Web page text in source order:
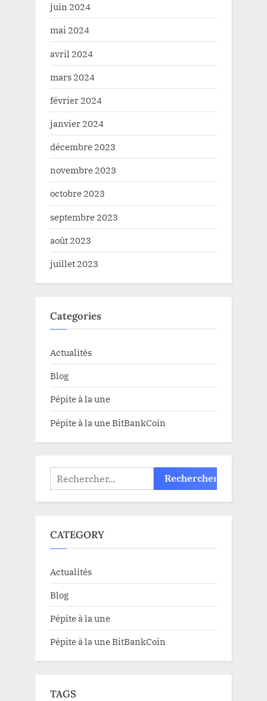
juin 2024
mai 2024
avril 2024
mars 2024
février 2024
janvier 2024
décembre 2023
novembre 2023
octobre 2023
septembre 2023
août 2023
juillet 2023
Categories
Actualités
Blog
Pépite à la une
Pépite à la une BitBankCoin
Rechercher :
CATEGORY
Actualités
Blog
Pépite à la une
Pépite à la une BitBankCoin
TAGS